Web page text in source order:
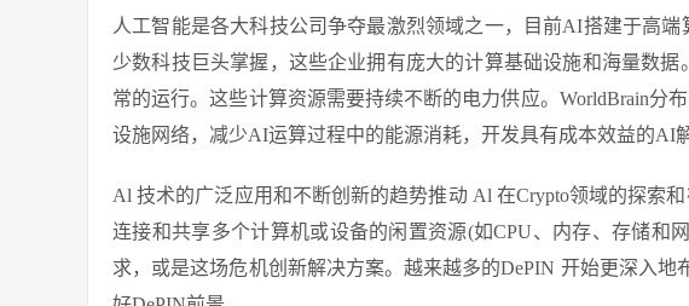
人工智能是各大科技公司争夺最激烈领域之一，目前AI搭建于高
少数科技巨头掌握，这些企业拥有庞大的计算基础设施和海量数
常的运行。这些计算资源需要持续不断的电力供应。WorldBrain分
设施网络，减少AI运算过程中的能源消耗，开发具有成本效益的AI
Al 技术的广泛应用和不断创新的趋势推动 Al 在Crypto领域的探索
连接和共享多个计算机或设备的闲置资源(如CPU、内存、存储和
求，或是这场危机创新解决方案。越来越多的DePIN 开始更深入地